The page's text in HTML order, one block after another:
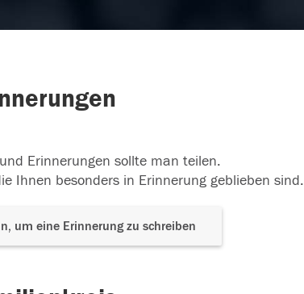
Erinnerungen sollte man teilen.
Ihnen besonders in Erinnerung geblieben sind.
um eine Erinnerung zu schreiben